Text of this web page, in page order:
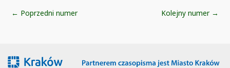
Post
← Poprzedni numer Kolejny numer →